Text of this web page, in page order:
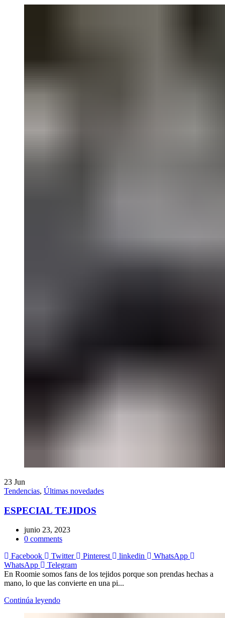
23 Jun
Tendencias, Últimas novedades
ESPECIAL TEJIDOS
junio 23, 2023
0 comments
Facebook
Twitter Pinterest linkedin
WhatsApp
WhatsApp
Telegram
En Roomie somos fans de los tejidos porque son prendas hechas a
mano, lo que las convierte en una pi...
Continúa leyendo